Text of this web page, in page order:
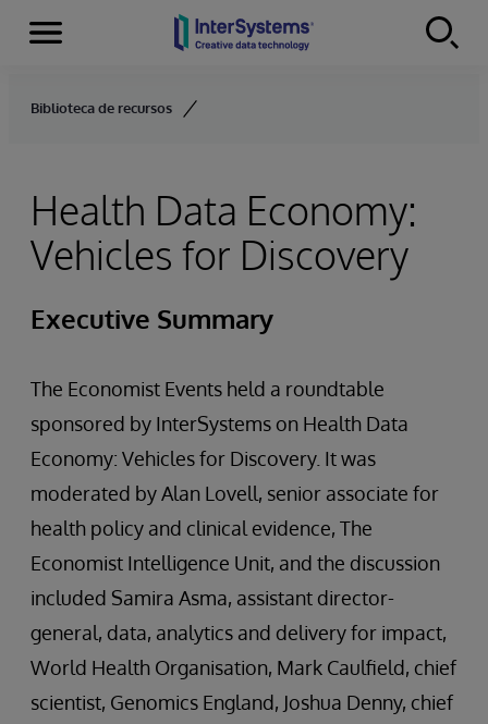
Skip to content
Menu
Biblioteca de recursos
Health Data Economy:
Vehicles for Discovery
Executive Summary
The Economist Events held a roundtable
sponsored by InterSystems on Health Data
Economy: Vehicles for Discovery. It was
moderated by Alan Lovell, senior associate for
health policy and clinical evidence, The
Economist Intelligence Unit, and the discussion
included Samira Asma, assistant director-
general, data, analytics and delivery for impact,
World Health Organisation, Mark Caulfield, chief
scientist, Genomics England, Joshua Denny, chief